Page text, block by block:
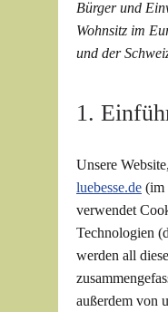
Bürger und
Wohnsitz im
und der
1.
Unsere Website,
luebesse.de (im
verwendet
Technologien
werden all
außerdem von